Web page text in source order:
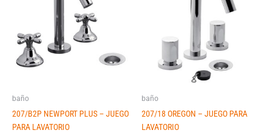
baño
207/B2P NEWPORT PLUS – JUEGO
PARA LAVATORIO
baño
207/18 OREGON – JUEGO PARA
LAVATORIO